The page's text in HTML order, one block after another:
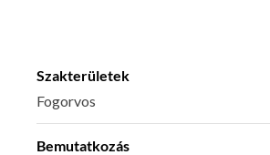
Szakterületek
Fogorvos
Bemutatkozás